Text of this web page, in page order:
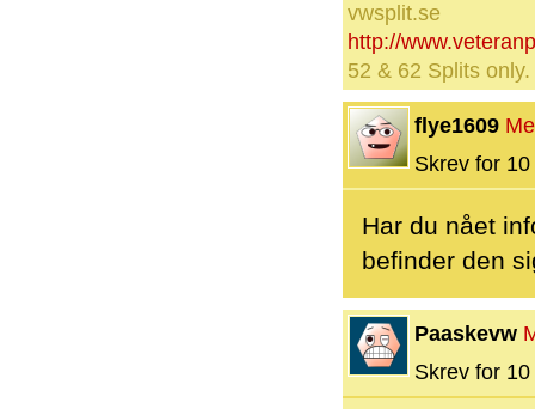
vwsplit.se
http://
52 & 62 Splits
flye1609
Skrev for
Har du nået
befinder den
Paaskevw
Skrev for